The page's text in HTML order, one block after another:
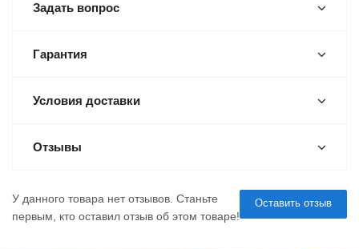
Задать вопрос
Гарантия
Условия доставки
Отзывы
Оставить отзыв
У данного товара нет отзывов. Станьте
первым, кто оставил отзыв об этом товаре!